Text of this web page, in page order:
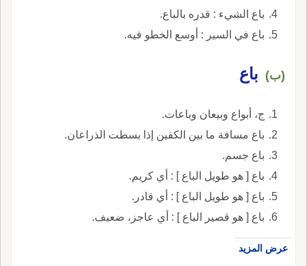
باع الشيء : قدره بالباع.
باع في السير : أوسع الخطو فيه.
(ب) باع
ج، أبواع وبيعان وباعات.
باع مسافة ما بين الكفين إذا بسطت الذراعان.
باع جسم.
باع [ هو طويل الباع ] : أي كريم.
باع [ هو طويل الباع ] : أي قادر.
باع [ هو قصير الباع ] : أي عاجز، ضعيف.
عرض المزيد